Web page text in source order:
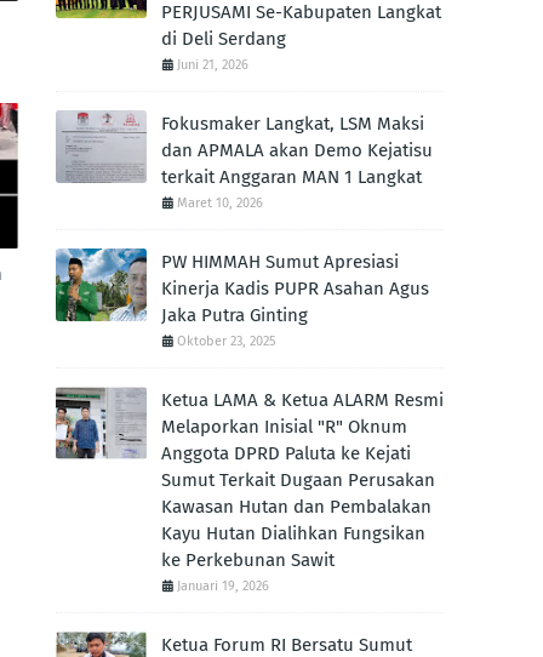
PERJUSAMI Se-Kabupaten Langkat
di Deli Serdang
Juni 21, 2026
Fokusmaker Langkat, LSM Maksi
dan APMALA akan Demo Kejatisu
terkait Anggaran MAN 1 Langkat
Maret 10, 2026
PW HIMMAH Sumut Apresiasi
Kinerja Kadis PUPR Asahan Agus
Jaka Putra Ginting ‎
Oktober 23, 2025
Ketua LAMA & Ketua ALARM Resmi
Melaporkan Inisial "R" Oknum
Anggota DPRD Paluta ke Kejati
Sumut Terkait Dugaan Perusakan
Kawasan Hutan dan Pembalakan
Kayu Hutan Dialihkan Fungsikan
ke Perkebunan Sawit
Januari 19, 2026
Ketua Forum RI Bersatu Sumut